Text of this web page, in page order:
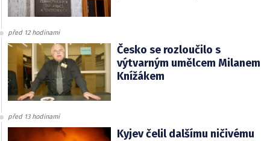
před 12 hodinami
Česko se rozloučilo s
výtvarným umělcem Milanem
Knížákem
před 13 hodinami
Kyjev čelil dalšímu ničivému